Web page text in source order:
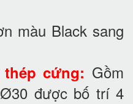
màu Black sang
cứng: Gồm
được bố trí 4